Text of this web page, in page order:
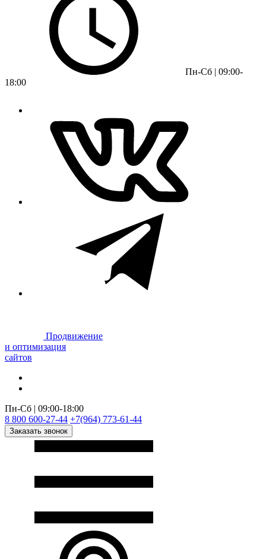
Пн-Сб | 09:00-
18:00
Продвижение
и оптимизация
сайтов
Пн-Сб | 09:00-18:00
8 800 600-27-44 +7(964) 773-61-44
Заказать звонок